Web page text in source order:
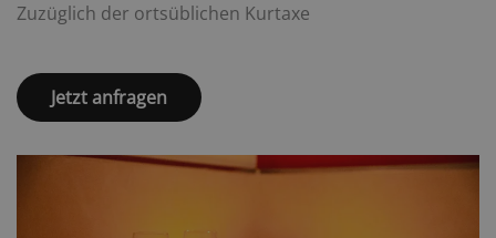
Zuzüglich der ortsüblichen Kurtaxe
Jetzt anfragen